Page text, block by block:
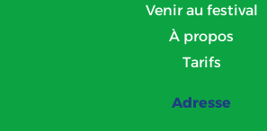
Venir au festival
À propos
Tarifs
Adresse